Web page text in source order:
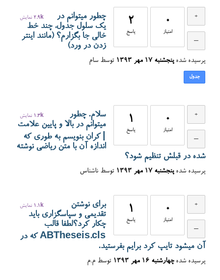
0
امتیاز
2
پاسخ
2.9k نمایش
چطور میتوانم در
یک سلول جدول، چند خط
خالی جا بگزارم؟ (مانند اینتر
زدن در ورد)
پرسیده شده پنجشنبه ۱۷ مهر ۱۳۹۳ توسط سام
جدول
0
امتیاز
1
پاسخ
1.3k نمایش
سلام. چطور
میتوانم در بالا و پایین علامت
| کران بنویسم به طوری که
اندازه آن با متن ریاضی نوشته
شده در قبلش تنظیم شود؟
پرسیده شده پنجشنبه ۱۷ مهر ۱۳۹۳ توسط ناشناس
0
امتیاز
1
پاسخ
1.1k نمایش
برای نوشتن
تقدیمی و سپاسگزاری باید
چکار کرد؟لطفا قالب
ABTheseis.cls که در
آن میشود تایپ کرد برایم بفرستید.
پرسیده شده چهارشنبه ۱۶ مهر ۱۳۹۳ توسط م.م